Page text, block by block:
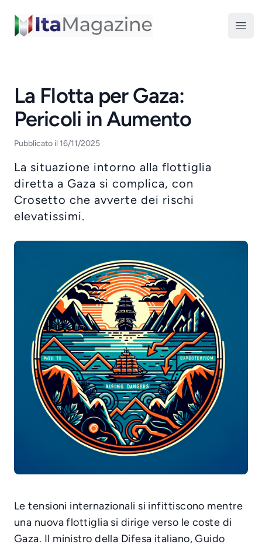
ItaMagazine
La Flotta per Gaza:
Pericoli in Aumento
Pubblicato il 16/11/2025
La situazione intorno alla flottiglia
diretta a Gaza si complica, con
Crosetto che avverte dei rischi
elevatissimi.
Le tensioni internazionali si infittiscono mentre
una nuova flottiglia si dirige verso le coste di
Gaza. Il ministro della Difesa italiano, Guido